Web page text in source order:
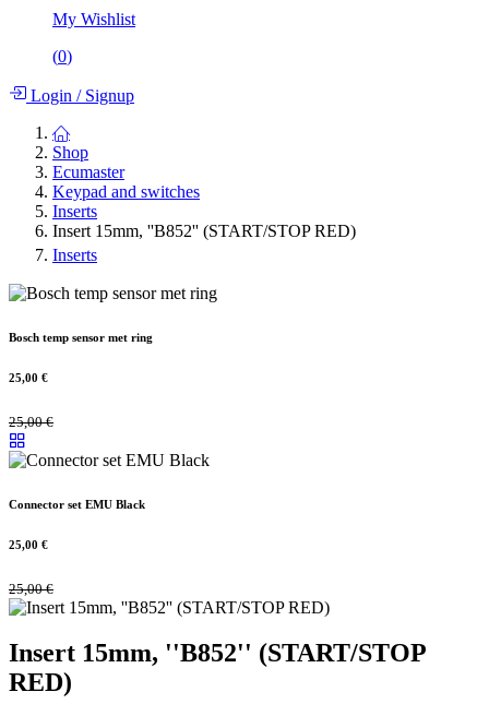
My Wishlist
(0)
Login /Signup
Shop
Ecumaster
Keypad and switches
Inserts
Insert 15mm, ''B852'' (START/STOP RED)
Inserts
Bosch temp sensor met ring
25,00 €
25,00€
Connector set EMU Black
25,00 €
25,00€
Insert 15mm, ''B852'' (START/STOP
RED)